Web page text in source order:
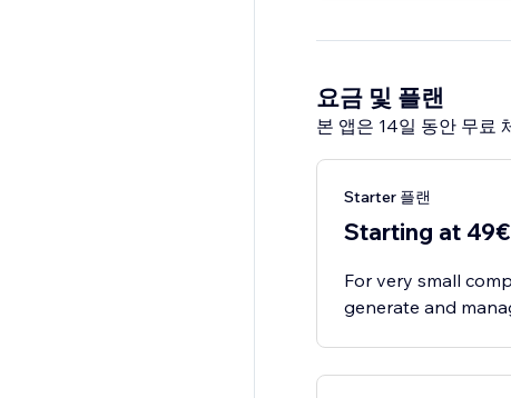
요금 및 플랜
본 앱은 14일 동안 무료
Starter 플랜
Starting at 49€
For very small
generate and